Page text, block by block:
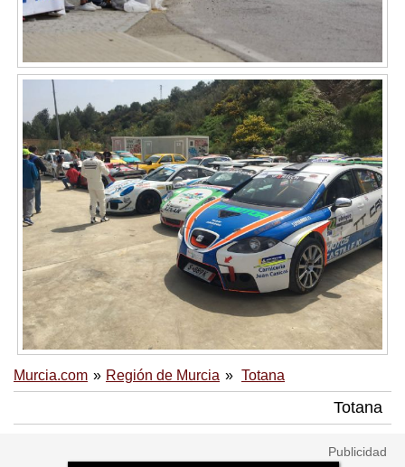
Murcia.com Región de Murcia Totana
Totana